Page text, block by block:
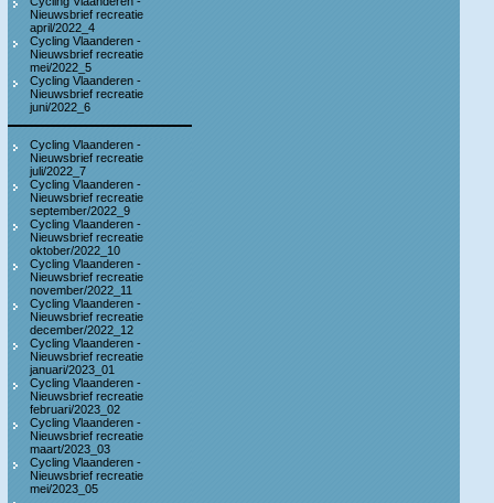
Nieuwsbrief recreatie
april/2022_4
Cycling Vlaanderen -
Nieuwsbrief recreatie
mei/2022_5
Cycling Vlaanderen -
Nieuwsbrief recreatie
juni/2022_6
Cycling Vlaanderen -
Nieuwsbrief recreatie
juli/2022_7
Cycling Vlaanderen -
Nieuwsbrief recreatie
september/2022_9
Cycling Vlaanderen -
Nieuwsbrief recreatie
oktober/2022_10
Cycling Vlaanderen -
Nieuwsbrief recreatie
november/2022_11
Cycling Vlaanderen -
Nieuwsbrief recreatie
december/2022_12
Cycling Vlaanderen -
Nieuwsbrief recreatie
januari/2023_01
Cycling Vlaanderen -
Nieuwsbrief recreatie
februari/2023_02
Cycling Vlaanderen -
Nieuwsbrief recreatie
maart/2023_03
Cycling Vlaanderen -
Nieuwsbrief recreatie
mei/2023_05